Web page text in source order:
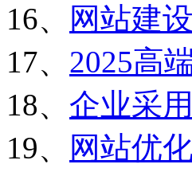
16、
网站建
17、 2025高
18、 企业采
19、
网站优